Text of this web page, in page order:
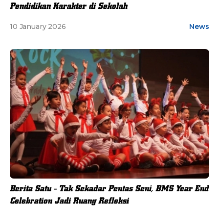
Pendidikan Karakter di Sekolah
10 January 2026 News
Berita Satu - Tak Sekadar Pentas Seni, BMS Year End
Celebration Jadi Ruang Refleksi